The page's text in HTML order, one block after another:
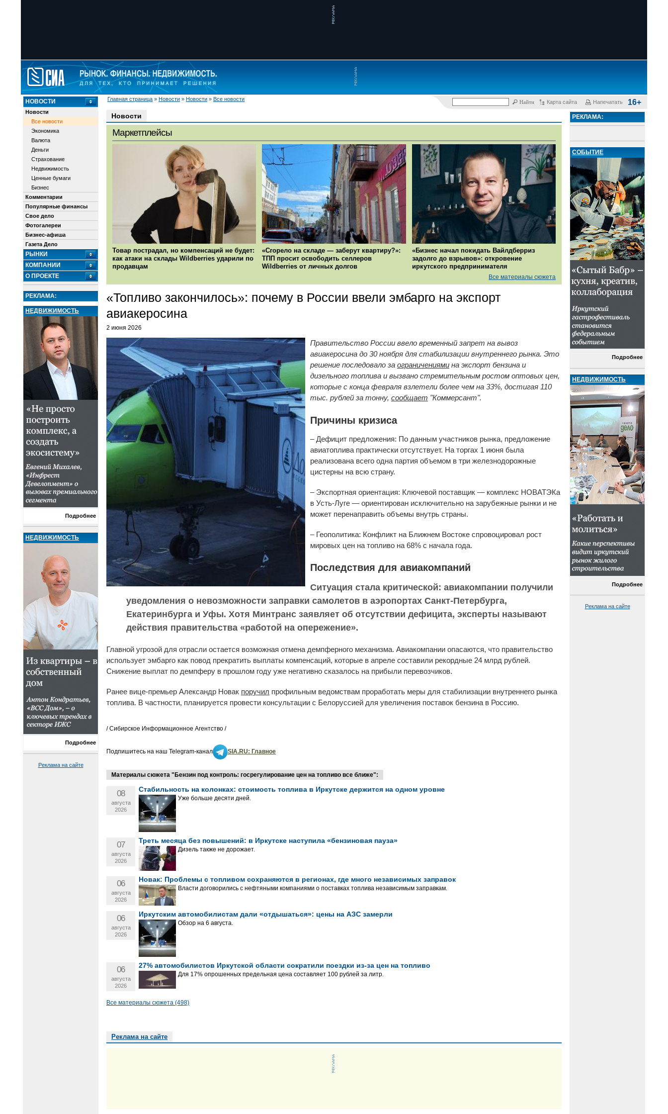
Главная страница » Новости » Новости » Все новости
Карта сайта Напечатать 16+
НОВОСТИ
Новости
Все новости
Экономика
Валюта
Деньги
Страхование
Недвижимость
Ценные бумаги
Бизнес
Комментарии
Популярные финансы
Свое дело
Фотогалереи
Бизнес-афиша
Газета Дело
РЫНКИ
КОМПАНИИ
О ПРОЕКТЕ
РЕКЛАМА:
НЕДВИЖИМОСТЬ
Подробнее
НЕДВИЖИМОСТЬ
Подробнее
Реклама на сайте
Новости
Маркетплейсы
Товар пострадал, но компенсаций не будет:
как атаки на склады Wildberries ударили по
продавцам
«Сгорело на складе — заберут квартиру?»:
ТПП просит освободить селлеров
Wildberries от личных долгов
«Бизнес начал покидать Вайлдберриз
задолго до взрывов»: откровение
иркутского предпринимателя
Все материалы сюжета
«Топливо закончилось»: почему в России ввели эмбарго на экспорт
авиакеросина
2 июня 2026
Правительство России ввело временный запрет на вывоз
авиакеросина до 30 ноября для стабилизации внутреннего рынка. Это
решение последовало за ограничениями на экспорт бензина и
дизельного топлива и вызвано стремительным ростом оптовых цен,
которые с конца февраля взлетели более чем на 33%, достигая 110
тыс. рублей за тонну, сообщает "Коммерсант".
Причины кризиса
– Дефицит предложения: По данным участников рынка, предложение
авиатоплива практически отсутствует. На торгах 1 июня была
реализована всего одна партия объемом в три железнодорожные
цистерны на всю страну.
– Экспортная ориентация: Ключевой поставщик — комплекс НОВАТЭКа
в Усть-Луге — ориентирован исключительно на зарубежные рынки и не
может перенаправить объемы внутрь страны.
– Геополитика: Конфликт на Ближнем Востоке спровоцировал рост
мировых цен на топливо на 68% с начала года.
Последствия для авиакомпаний
Ситуация стала критической: авиакомпании получили
уведомления о невозможности заправки самолетов в аэропортах Санкт-Петербурга,
Екатеринбурга и Уфы. Хотя Минтранс заявляет об отсутствии дефицита, эксперты называют
действия правительства «работой на опережение».
Главной угрозой для отрасли остается возможная отмена демпферного механизма. Авиакомпании опасаются, что правительство
использует эмбарго как повод прекратить выплаты компенсаций, которые в апреле составили рекордные 24 млрд рублей.
Снижение выплат по демпферу в прошлом году уже негативно сказалось на прибыли перевозчиков.
Ранее вице-премьер Александр Новак поручил профильным ведомствам проработать меры для стабилизации внутреннего рынка
топлива. В частности, планируется провести консультации с Белоруссией для увеличения поставок бензина в Россию.
/ Сибирское Информационное Агентство /
Подпишитесь на наш Telegram-канал SIA.RU: Главное
Материалы сюжета "Бензин под контроль: госрегулирование цен на топливо все ближе":
08
августа
2026
Стабильность на колонках: стоимость топлива в Иркутске держится на одном уровне
Уже больше десяти дней.
07
августа
2026
Треть месяца без повышений: в Иркутске наступила «бензиновая пауза»
Дизель также не дорожает.
06
августа
2026
Новак: Проблемы с топливом сохраняются в регионах, где много независимых заправок
Власти договорились с нефтяными компаниями о поставках топлива независимым заправкам.
06
августа
2026
Иркутским автомобилистам дали «отдышаться»: цены на АЗС замерли
Обзор на 6 августа.
06
августа
2026
27% автомобилистов Иркутской области сократили поездки из-за цен на топливо
Для 17% опрошенных предельная цена составляет 100 рублей за литр.
Все материалы сюжета (498)
Реклама на сайте
РЕКЛАМА:
СОБЫТИЕ
Подробнее
НЕДВИЖИМОСТЬ
Подробнее
Реклама на сайте